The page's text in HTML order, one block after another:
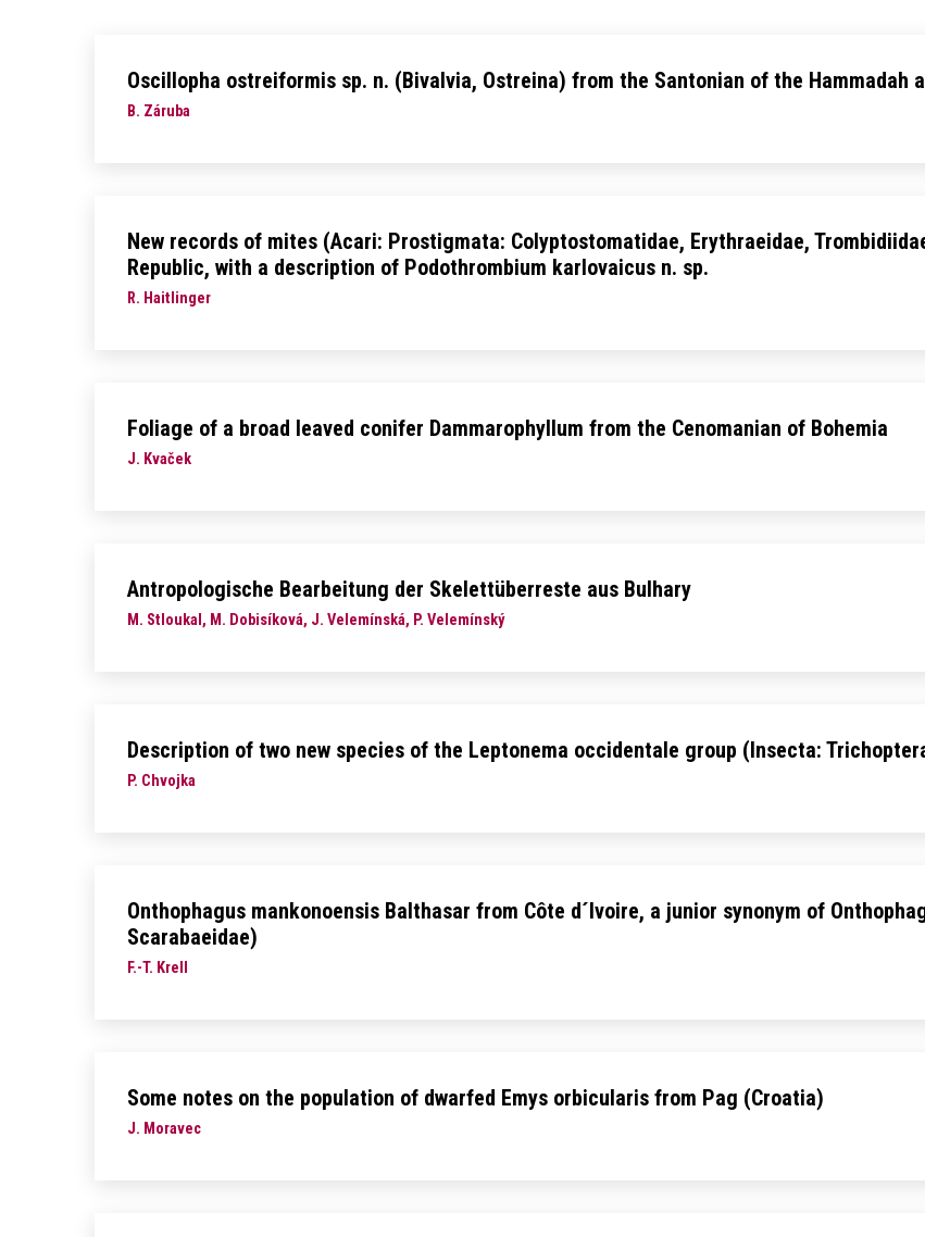
Oscillopha ostreiformis sp. n. (Bivalvia, Ostreina) from the Santonian of the Hammadah
B. Záruba
New records of mites (Acari: Prostigmata: Colyptostomatidae, Erythraeidae,
Republic, with a description of Podothrombium karlovaicus n. sp.
R. Haitlinger
Foliage of a broad leaved conifer Dammarophyllum from the Cenomanian of Bohemia
J. Kvaček
Antropologische Bearbeitung der Skelettüberreste aus Bulhary
M. Stloukal, M. Dobisíková, J. Velemínská, P. Velemínský
Description of two new species of the Leptonema occidentale group (Insecta:
P. Chvojka
Onthophagus mankonoensis Balthasar from Côte d´Ivoire, a junior synonym of
Scarabaeidae)
F.-T. Krell
Some notes on the population of dwarfed Emys orbicularis from Pag (Croatia)
J. Moravec